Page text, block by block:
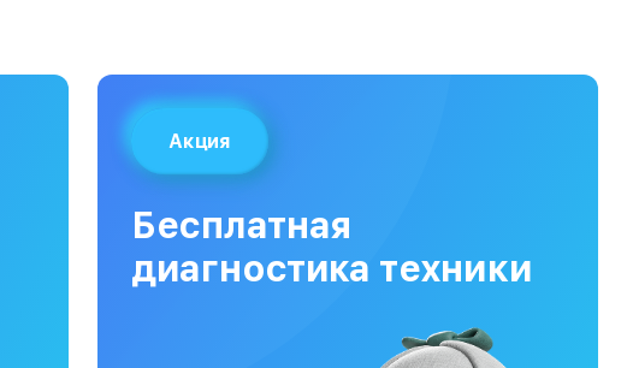
от 40 мин
от 120 мин
Акция
Бесплатная
диагностика техники